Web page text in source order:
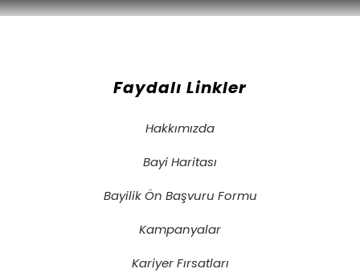
Faydalı Linkler
Hakkımızda
Bayi Haritası
Bayilik Ön Başvuru Formu
Kampanyalar
Kariyer Fırsatları